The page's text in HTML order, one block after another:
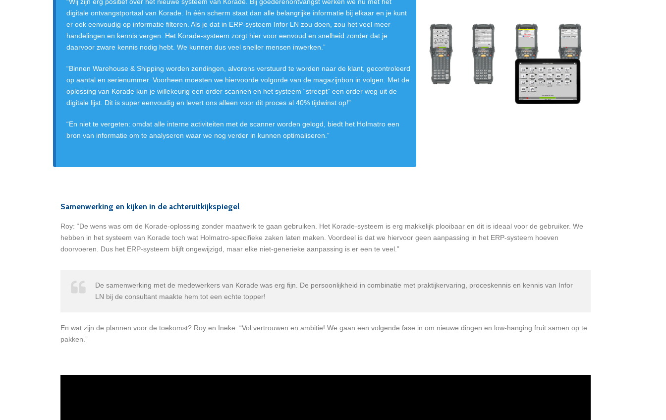
digitale ontvangstportaal van Korade. In één scherm staat dan alle belangrijke informatie bij elkaar en je kunt
er ook eenvoudig op informatie filteren. Als je dat in ERP-systeem Infor LN zou doen, zou het veel meer
handelingen en kennis vergen. Het Korade-systeem zorgt hier voor eenvoud en snelheid zonder dat je
daarvoor zware kennis nodig hebt. We kunnen dus veel sneller mensen inwerken.”
“Binnen Warehouse & Shipping worden zendingen, alvorens verstuurd te worden naar de klant, gecontroleerd
op aantal en serienummer. Voorheen moesten we hiervoorde volgorde van de magazijnbon in volgen. Met de
oplossing van Korade kun je willekeurig een order scannen en het systeem “streept” een order weg uit de
digitale lijst. Dit is super eenvoudig en levert ons alleen voor dit proces al 40% tijdwinst op!”
“En niet te vergeten: omdat alle interne activiteiten met de scanner worden gelogd, biedt het Holmatro een
bron van informatie om te analyseren waar we nog verder in kunnen optimaliseren.”
Samenwerking en kijken in de achteruitkijkspiegel
Roy: “De wens was om de Korade-oplossing zonder maatwerk te gaan gebruiken. Het Korade-systeem is erg makkelijk plooibaar en dit is ideaal voor de gebruiker. We
hebben in het systeem van Korade toch wat Holmatro-specifieke zaken laten maken. Voordeel is dat we hiervoor geen aanpassing in het ERP-systeem hoeven
doorvoeren. Dus het ERP-systeem blijft ongewijzigd, maar elke niet-generieke aanpassing is er een te veel.”
De samenwerking met de medewerkers van Korade was erg fijn. De persoonlijkheid in combinatie met praktijkervaring, proceskennis en kennis van Infor
LN bij de consultant maakte hem tot een echte topper!
En wat zijn de plannen voor de toekomst? Roy en Ineke: “Vol vertrouwen en ambitie! We gaan een volgende fase in om nieuwe dingen en low-hanging fruit samen op te
pakken.”